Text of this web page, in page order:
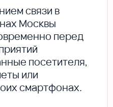
связи в
Москвы
перед
посетителя,
или
смартфонах.